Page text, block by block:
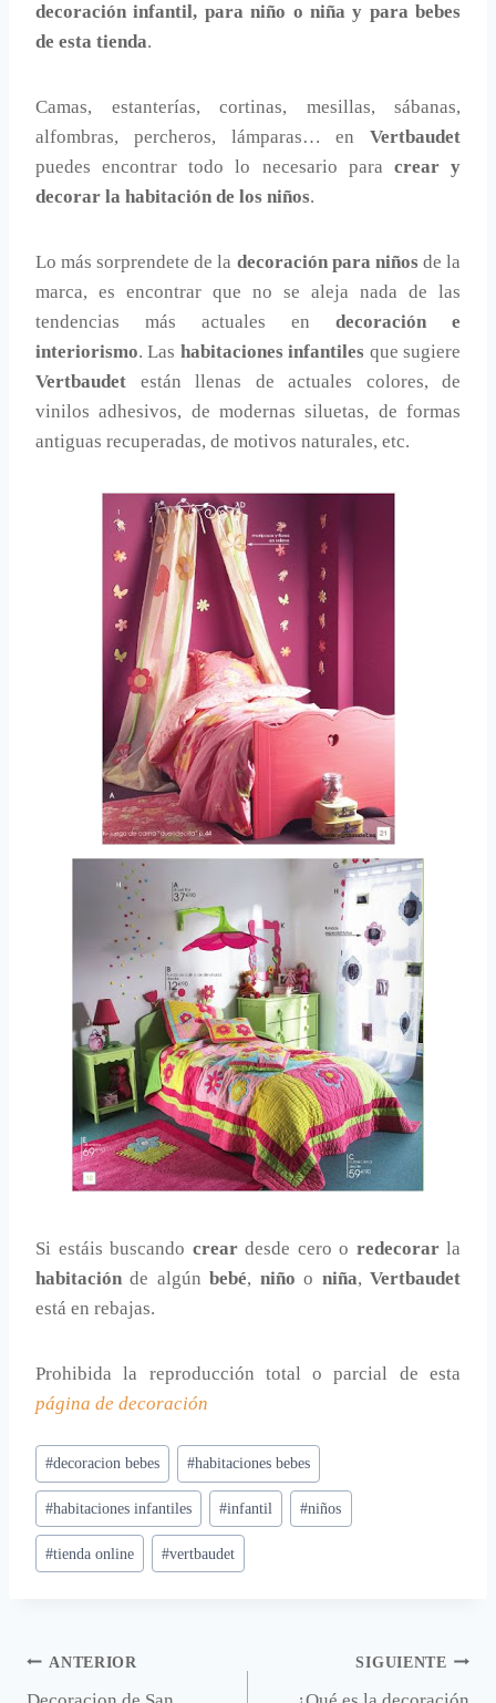
decoración infantil, para niño o niña y para bebes
de esta tienda.
Camas, estanterías, cortinas, mesillas, sábanas,
alfombras, percheros, lámparas… en Vertbaudet
puedes encontrar todo lo necesario para crear y
decorar la habitación de los niños.
Lo más sorprendete de la decoración para niñosde la
marca, es encontrar que no se aleja nada de las
tendencias más actuales en decoración e
interiorismo. Las habitaciones infantiles que sugiere
Vertbaudet están llenas de actuales colores, de
vinilos adhesivos, de modernas siluetas, de formas
antiguas recuperadas, de motivos naturales, etc.
Si estáis buscando creardesde cero o redecorarla
habitación de algúnbebé, niño o niña,Vertbaudet
está en rebajas.
Prohibida la reproducción total o parcial de esta
página de decoración
Etiquetas
de
la
entrada:
#decoracion bebes #habitaciones bebes
#habitaciones infantiles #infantil #niños
#tienda online #vertbaudet
Navegación
ANTERIOR SIGUIENTE